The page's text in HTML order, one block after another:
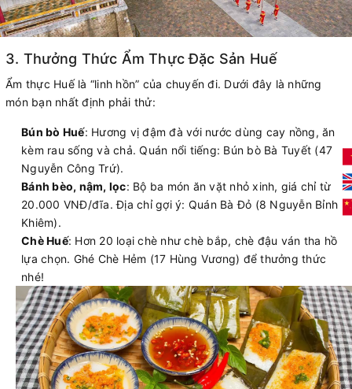
3. Thưởng Thức Ẩm Thực Đặc Sản Huế
Ẩm thực Huế là “linh hồn” của chuyến đi. Dưới đây là những
món bạn nhất định phải thử:
Bún bò Huế: Hương vị đậm đà với nước dùng cay nồng, ăn
kèm rau sống và chả. Quán nổi tiếng: Bún bò Bà Tuyết (47
Nguyễn Công Trứ).
Bánh bèo, nậm, lọc: Bộ ba món ăn vặt nhỏ xinh, giá chỉ từ
20.000 VNĐ/đĩa. Địa chỉ gợi ý: Quán Bà Đỏ (8 Nguyễn Bỉnh
Khiêm).
Chè Huế: Hơn 20 loại chè như chè bắp, chè đậu ván tha hồ
lựa chọn. Ghé Chè Hẻm (17 Hùng Vương) để thưởng thức
nhé!